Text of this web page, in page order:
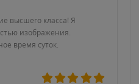
высшего класса! Я
изображения.
время суток.